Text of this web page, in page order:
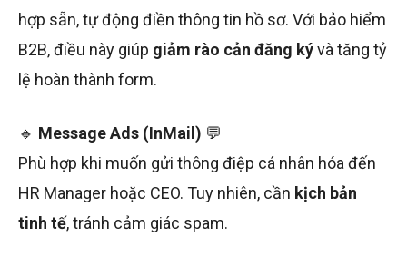
hợp sẵn, tự động điền thông tin hồ sơ. Với bảo hiểm
B2B, điều này giúp giảm rào cản đăng kývà tăng tỷ
lệ hoàn thành form.
🔹 Message Ads (InMail) 💬
Phù hợp khi muốn gửi thông điệp cá nhân hóa đến
HR Manager hoặc CEO. Tuy nhiên, cần kịch bản
tinh tế, tránh cảm giác spam.